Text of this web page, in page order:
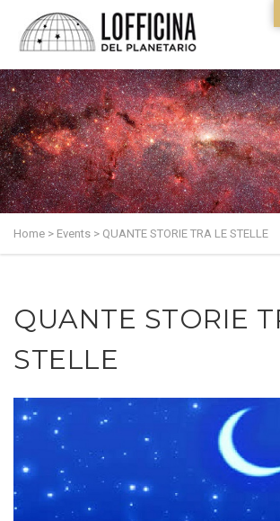
Home > Events > QUANTE STORIE TRA LE STELLE
QUANTE STORIE
STELLE